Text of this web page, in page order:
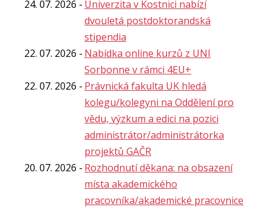
24. 07. 2026
Univerzita v Kostnici nabízí
dvouletá postdoktorandská
stipendia
22. 07. 2026
Nabídka online kurzů z UNI
Sorbonne v rámci 4EU+
22. 07. 2026
Právnická fakulta UK hledá
kolegu/kolegyni na Oddělení pro
vědu, výzkum a edici na pozici
administrátor/administrátorka
projektů GAČR
20. 07. 2026
Rozhodnutí děkana: na obsazení
místa akademického
pracovníka/akademické pracovnice